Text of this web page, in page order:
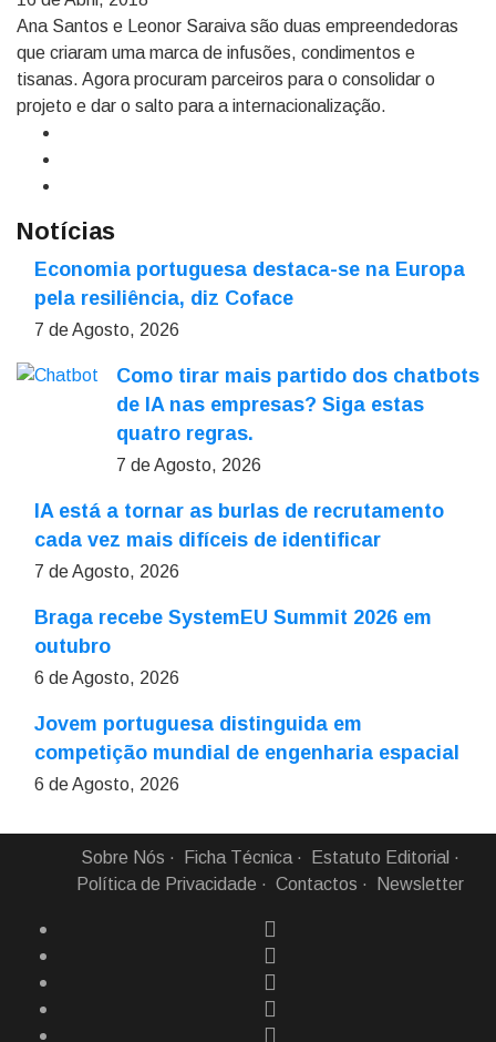
Ana Santos e Leonor Saraiva são duas empreendedoras
que criaram uma marca de infusões, condimentos e
tisanas. Agora procuram parceiros para o consolidar o
projeto e dar o salto para a internacionalização.
Notícias
Economia portuguesa destaca-se na Europa
pela resiliência, diz Coface
7 de Agosto, 2026
Como tirar mais partido dos chatbots
de IA nas empresas? Siga estas
quatro regras.
7 de Agosto, 2026
IA está a tornar as burlas de recrutamento
cada vez mais difíceis de identificar
7 de Agosto, 2026
Braga recebe SystemEU Summit 2026 em
outubro
6 de Agosto, 2026
Jovem portuguesa distinguida em
competição mundial de engenharia espacial
6 de Agosto, 2026
Sobre Nós Ficha Técnica
Estatuto Editorial
Política de Privacidade
Contactos Newsletter